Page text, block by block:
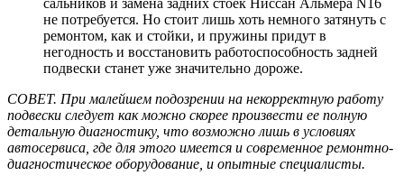
не потребуется. Но стоит лишь хоть немного затянуть с
ремонтом, как и стойки, и пружины придут в
негодность и восстановить работоспособность задней
подвески станет уже значительно дороже.
СОВЕТ. При малейшем подозрении на некорректную работу
подвески следует как можно скорее произвести ее полную
детальную диагностику, что возможно лишь в условиях
автосервиса, где для этого имеется и современное ремонтно-
диагностическое оборудование, и опытные специалисты.